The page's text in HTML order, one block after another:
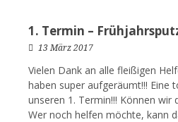
1. Termin –
13 März 2017
Vielen Dank an alle fleißigen
haben super aufgeräumt!!! Eine
unseren 1. Termin!!! Können wir
Wer noch helfen möchte, kann